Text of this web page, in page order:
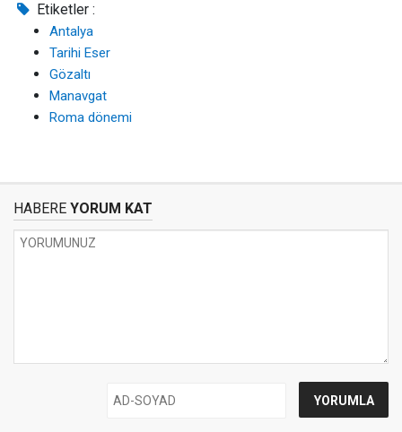
Etiketler :
Antalya
Tarihi Eser
Gözaltı
Manavgat
Roma dönemi
HABERE YORUM KAT